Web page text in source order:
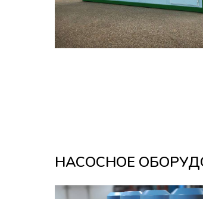
НАСОСНОЕ